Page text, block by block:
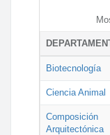
Biotecnología
Ciencia Animal
Composición
Arquitectónica